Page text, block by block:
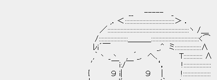
__ ----- _
,．＜::::::::::::::::::::::::::::::::::＞ ．
／::::::::::::::::::::::::::::::::::::::::::::::::::::::::ヽ /＿
/::::::::::::::::::::＿＿＿:::::::::::::::::::::::::::::::::<⌒
ﾚi´￣ _,^ ミ::::::::::::::::::∧
,｀丶 _丶 , ´_,. へ、 T::::::::::::: ∧
′ ￣i:/￣ ‘， !:::::::::::::::::::
{ ９ i| ９ | !::::::::::::::::::: ここまで人